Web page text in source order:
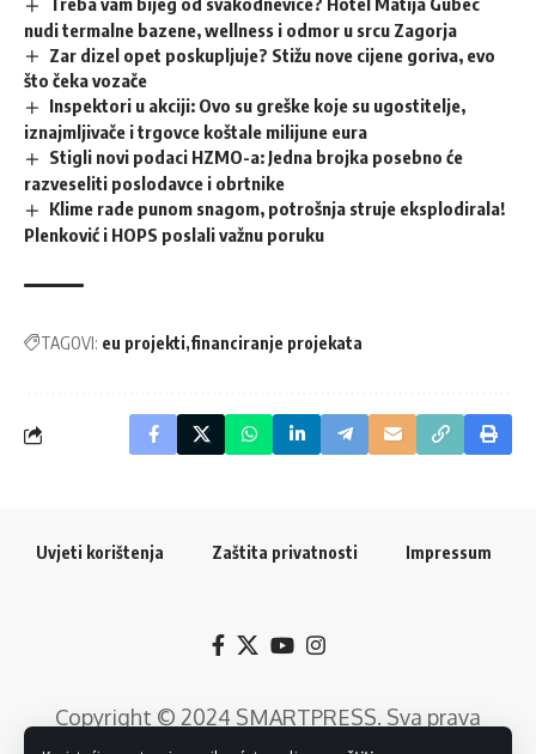
nudi termalne bazene, wellness i odmor u srcu Zagorja
Zar dizel opet poskupljuje? Stižu nove cijene goriva, evo
što čeka vozače
Inspektori u akciji: Ovo su greške koje su ugostitelje,
iznajmljivače i trgovce koštale milijune eura
Stigli novi podaci HZMO-a: Jedna brojka posebno će
razveseliti poslodavce i obrtnike
Klime rade punom snagom, potrošnja struje eksplodirala!
Plenković i HOPS poslali važnu poruku
TAGOVI: eu projekti financiranje projekata
Uvjeti korištenja Zaštita privatnosti Impressum
Copyright © 2024 SMARTPRESS. Sva prava